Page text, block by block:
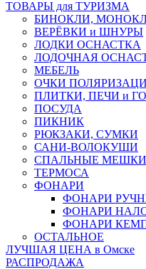
ТОВАРЫ для ТУРИЗМА
БИНОКЛИ,
ВЕРЁВКИ и ШНУРЫ
ЛОДКИ ОСНАСТКА
ЛОДОЧНАЯ
МЕБЕЛЬ
ОЧКИ
ПЛИТКИ, ПЕЧИ и
ПОСУДА
ПИКНИК
РЮКЗАКИ, СУМКИ
САНИ-ВОЛОКУШИ
СПАЛЬНЫЕ МЕШКИ
ТЕРМОСА
ФОНАРИ
ФОНАРИ
ФОНАРИ
ФОНАРИ
ОСТАЛЬНОЕ
ЛУЧШАЯ ЦЕНА в Омске
РАСПРОДАЖА